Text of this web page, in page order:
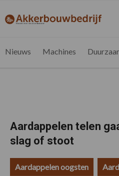
de
de
de
de
akkerbouwbedrijf.be
Nieuws
Nieuws Machines
Aardappelen telen
slag of stoot
Aardappelen oogsten